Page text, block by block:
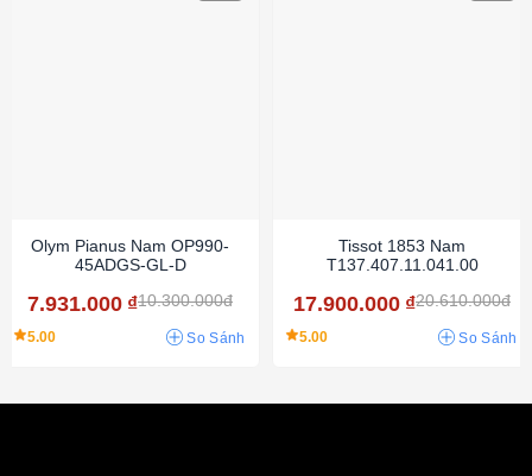
Olym Pianus Nam OP990-
45ADGS-GL-D
7.931.000 ₫10.300.000đ
5.00 So Sánh
Tissot 1853 Nam
T137.407.11.041.00
17.900.000 ₫20.610.000đ
5.00 So Sánh